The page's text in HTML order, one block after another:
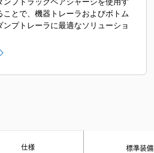
ことで、機器トレーラおよびボトム
ンプトレーラに最適なソリューショ
は、世界各国のOEMと協力
ンを提供するために、すべて最寄り
仕様 標準装備